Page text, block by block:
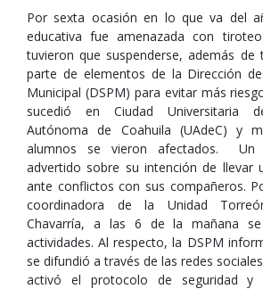
Por sexta ocasión en lo que va del
educativa fue amenazada con
tuvieron que suspenderse, además de
parte de elementos de la Dirección de
Municipal (DSPM) para evitar más
sucedió en Ciudad Universitaria
Autónoma de Coahuila (UAdeC) y
alumnos se vieron afectados. Un
advertido sobre su intención de llevar
ante conflictos con sus compañeros.
coordinadora de la Unidad
Chavarría, a las 6 de la mañana se
actividades. Al respecto, la DSPM
se difundió a través de las redes
activó el protocolo de seguridad